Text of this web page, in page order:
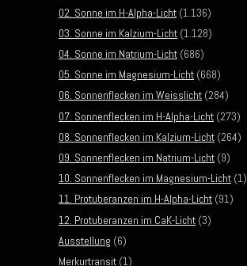
02. Sonne im H-Alpha-Licht (1.136)
03. Sonne im Kalzium-Licht (1.128)
04. Sonne im Natrium-Licht (686)
05. Sonne im Magnesium-Licht (668)
06. Sonnenflecken im Weisslicht (284)
07. Sonnenflecken im H-Alpha-Licht (273)
08. Sonnenflecken im Kalzium-Licht (264)
09. Sonnenflecken im Natrium-Licht (9)
10. Sonnenflecken im Magnesium-Licht (1)
11. Protuberanzen im H-Alpha-Licht (91)
12. Protuberanzen im CaK-Licht (3)
Ausstellung (6)
Merkurtransit (1)